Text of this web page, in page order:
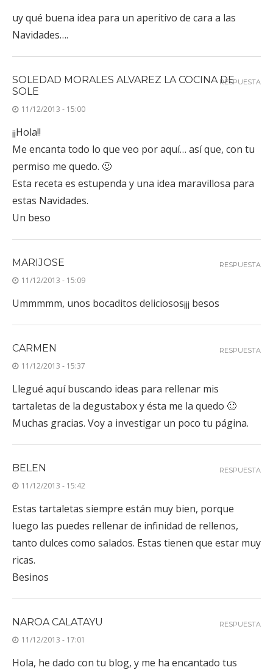
uy qué buena idea para un aperitivo de cara a las
Navidades….
SOLEDAD MORALES ALVAREZ LA COCINA DE
SOLE
11/12/2013 - 15:00
¡¡Hola!!
Me encanta todo lo que veo por aquí… así que, con tu
permiso me quedo. 🙂
Esta receta es estupenda y una idea maravillosa para
estas Navidades.
Un beso
RESPUESTA
MARIJOSE
11/12/2013 - 15:09
Ummmmm, unos bocaditos deliciosos¡¡¡ besos
RESPUESTA
CARMEN
11/12/2013 - 15:37
Llegué aquí buscando ideas para rellenar mis
tartaletas de la degustabox y ésta me la quedo 🙂
Muchas gracias. Voy a investigar un poco tu página.
RESPUESTA
BELEN
11/12/2013 - 15:42
Estas tartaletas siempre están muy bien, porque
luego las puedes rellenar de infinidad de rellenos,
tanto dulces como salados. Estas tienen que estar muy
ricas.
Besinos
RESPUESTA
NAROA CALATAYU
11/12/2013 - 17:01
Hola, he dado con tu blog, y me ha encantado tus
RESPUESTA